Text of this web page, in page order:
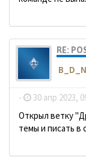
RE:
B_D_N
- 30 апр 2023,
Открыл ветку
темы и писать в